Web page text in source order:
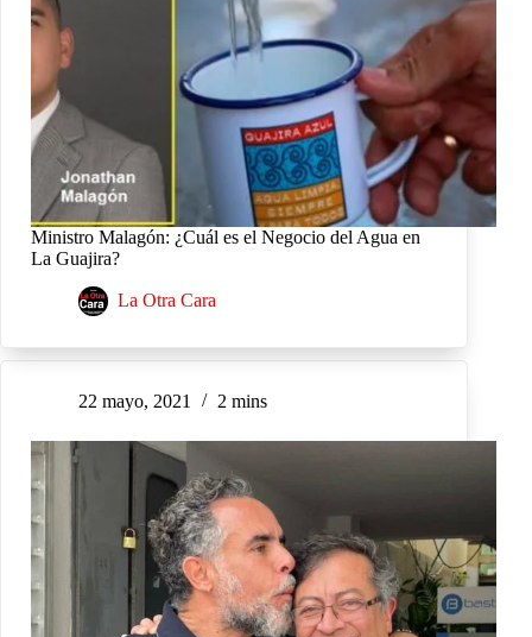
Ministro Malagón: ¿Cuál es el Negocio del Agua en
La Guajira?
La Otra Cara
22 mayo, 2021 2 mins